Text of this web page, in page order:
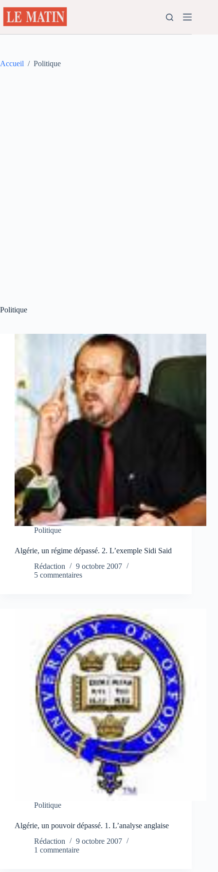
au
contenu
Accueil / Politique
Politique
Politique
Algérie, un régime dépassé. 2. L’exemple Sidi Said
Rédaction
9 octobre 2007
5 commentaires
Politique
Algérie, un pouvoir dépassé. 1. L’analyse anglaise
Rédaction
9 octobre 2007
1 commentaire